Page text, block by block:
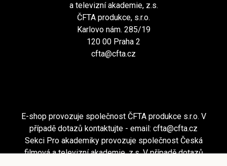
a televizní akademie, z.s.
ČFTA produkce, s.r.o.
Karlovo nám. 285/19
120 00 Praha 2
cfta@cfta.cz
E-shop provozuje společnost ČFTA produkce s.r.o. V
případě dotazů kontaktujte - email: cfta@cfta.cz
Sekci Pro akademiky provozuje společnost Česká
filmová a televizní akademie, z.s. V případě dotazů